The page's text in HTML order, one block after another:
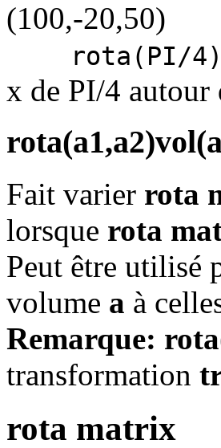
(100,-20,50)
rota(PI/
x de PI/4 autour
Fait varier rota
lorsque rota
Peut être utilisé
volume a à
Remarque:
transformation
rota matrix